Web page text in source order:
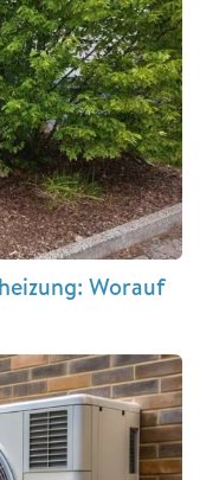
Worauf